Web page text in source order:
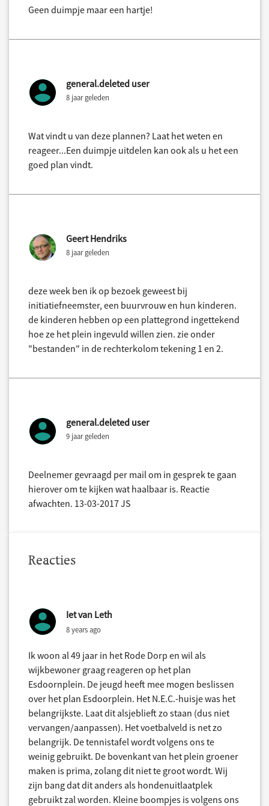
Geen duimpje maar een hartje!
general.deleted user
8 jaar geleden
Wat vindt u van deze plannen? Laat het weten en
reageer...Een duimpje uitdelen kan ook als u het een
goed plan vindt.
Geert Hendriks
8 jaar geleden
deze week ben ik op bezoek geweest bij
initiatiefneemster, een buurvrouw en hun kinderen.
de kinderen hebben op een plattegrond ingettekend
hoe ze het plein ingevuld willen zien. zie onder
"bestanden" in de rechterkolom tekening 1 en 2.
general.deleted user
9 jaar geleden
Deelnemer gevraagd per mail om in gesprek te gaan
hierover om te kijken wat haalbaar is. Reactie
afwachten. 13-03-2017 JS
Reacties
Iet van Leth
8 years ago
Ik woon al 49 jaar in het Rode Dorp en wil als
wijkbewoner graag reageren op het plan
Esdoornplein. De jeugd heeft mee mogen beslissen
over het plan Esdoorplein. Het N.E.C.-huisje was het
belangrijkste. Laat dit alsjeblieft zo staan (dus niet
vervangen/aanpassen). Het voetbalveld is net zo
belangrijk. De tennistafel wordt volgens ons te
weinig gebruikt. De bovenkant van het plein groener
maken is prima, zolang dit niet te groot wordt. Wij
zijn bang dat dit anders als hondenuitlaatplek
gebruikt zal worden. Kleine boompjes is volgens ons